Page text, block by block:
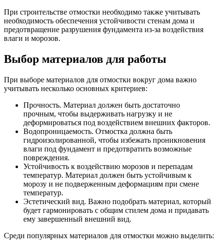
При строительстве отмостки необходимо также учитывать
необходимость обеспечения устойчивости стенам дома и
предотвращение разрушения фундамента из-за воздействия
влаги и морозов.
Выбор материалов для работы
При выборе материалов для отмостки вокруг дома важно
учитывать несколько основных критериев:
Прочность. Материал должен быть достаточно
прочным, чтобы выдерживать нагрузку и не
деформироваться под воздействием внешних факторов.
Водопроницаемость. Отмостка должна быть
гидроизолированной, чтобы избежать проникновения
влаги под фундамент и предотвратить возможные
повреждения.
Устойчивость к воздействию морозов и перепадам
температур. Материал должен быть устойчивым к
морозу и не подверженным деформациям при смене
температур.
Эстетический вид. Важно подобрать материал, который
будет гармонировать с общим стилем дома и придавать
ему завершенный внешний вид.
Среди популярных материалов для отмостки можно выделить: